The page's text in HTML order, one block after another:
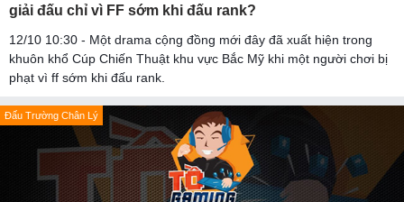
giải đấu chỉ vì FF sớm khi đấu rank?
12/10 10:30 - Một drama cộng đồng mới đây đã xuất hiện trong
khuôn khổ Cúp Chiến Thuật khu vực Bắc Mỹ khi một người chơi bị
phạt vì ff sớm khi đấu rank.
Đấu Trường Chân Lý